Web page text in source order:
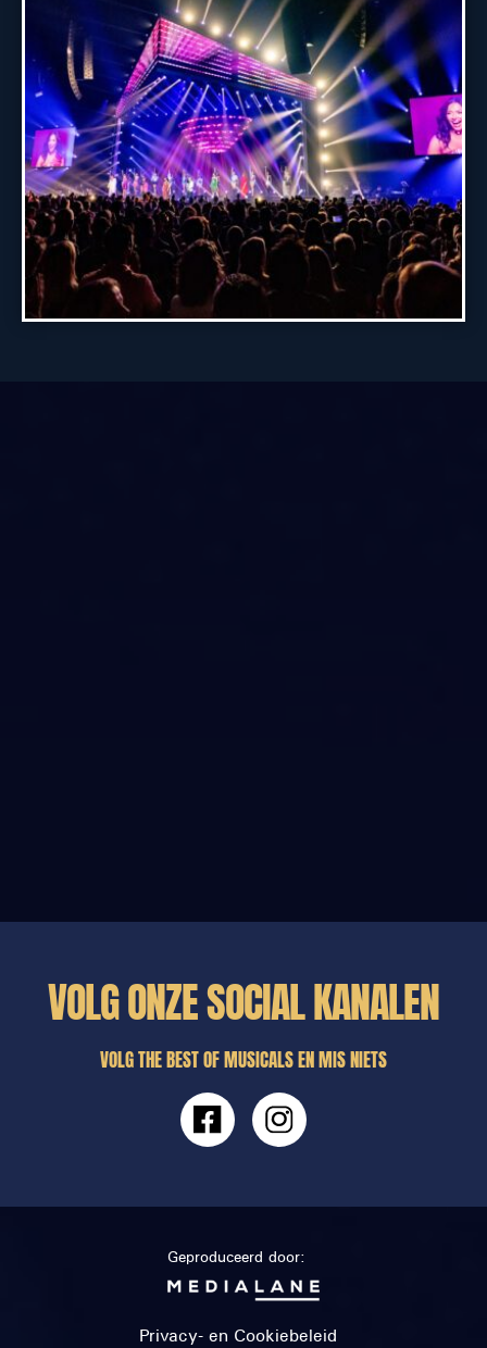
VOLG ONZE SOCIAL KANALEN
VOLG THE BEST OF MUSICALS EN MIS NIETS
Geproduceerd door:
Privacy- en Cookiebeleid